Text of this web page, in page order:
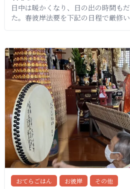
日中は暖かくなり、日の出の時間も
た。春彼岸法要を下記の日程で厳修
おてらごはん お彼岸 その他